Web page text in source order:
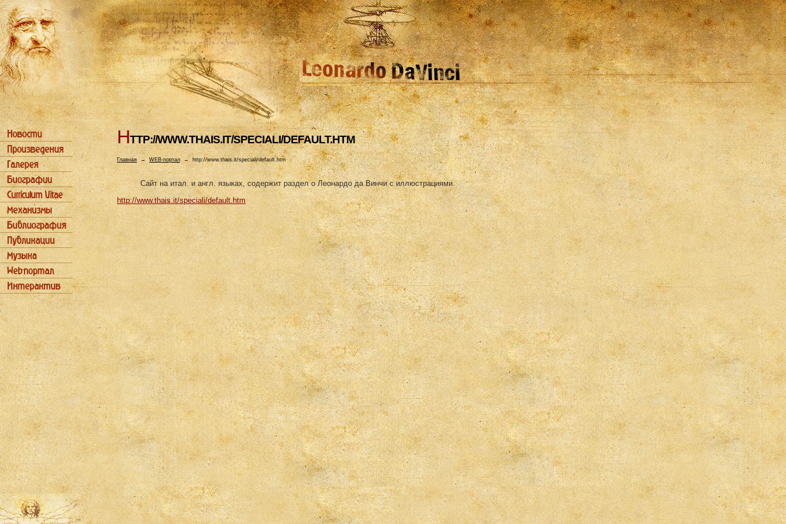
HTTP://WWW.THAIS.IT/SPECIALI/DEFAULT.HTM
Главная→ WEB-портал → http://www.thais.it/speciali/default.htm
Сайт на итал. и англ. языках, содержит раздел о Леонардо да Винчи с иллюстрациями.
http://www.thais.it/speciali/default.htm